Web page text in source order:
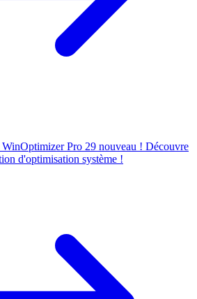
WinOptimizer Pro 29 nouveau ! Découvre
d'optimisation système !